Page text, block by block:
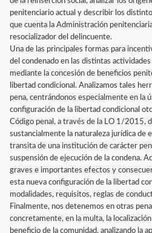
penitenciario actual y describir los
que cuenta la Administración
resocializador del delincuente.
Una de las principales formas para
del condenado en las distintas
mediante la concesión de beneficios
libertad condicional. Analizamos tales
pena, centrándonos especialmente en la
configuración de la libertad condicional
Código penal, a través de la LO 1/2015,
sustancialmente la naturaleza jurídica de
transita de una institución de carácter
suspensión de ejecución de la condena.
graves e importantes efectos y
esta nueva configuración de la libertad
modalidades, requisitos, reglas de
Finalmente, nos detenemos en otras
concretamente, en la multa, la
beneficio de la comunidad, analizando la